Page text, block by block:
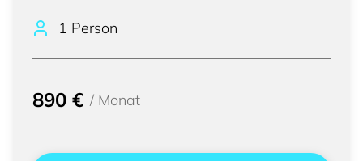
1 Person
890 € / Monat